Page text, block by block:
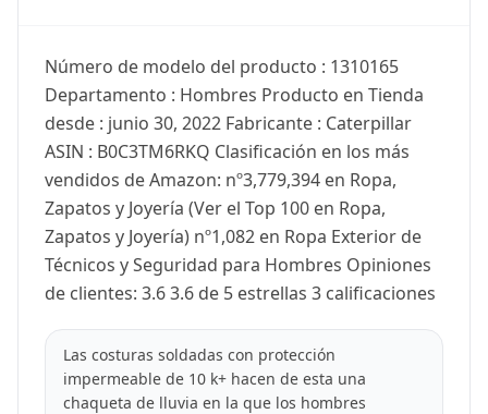
Número de modelo del producto : 1310165
Departamento : Hombres Producto en Tienda
desde : junio 30, 2022 Fabricante : Caterpillar
ASIN : B0C3TM6RKQ Clasificación en los más
vendidos de Amazon: nº3,779,394 en Ropa,
Zapatos y Joyería (Ver el Top 100 en Ropa,
Zapatos y Joyería) nº1,082 en Ropa Exterior de
Técnicos y Seguridad para Hombres Opiniones
de clientes: 3.6 3.6 de 5 estrellas 3 calificaciones
Las costuras soldadas con protección
impermeable de 10 k+ hacen de esta una
chaqueta de lluvia en la que los hombres